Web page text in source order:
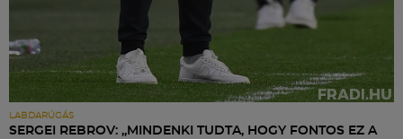
LABDARÚGÁS
SERGEI REBROV: „MINDENKI TUDTA, HOGY FONTOS EZ A